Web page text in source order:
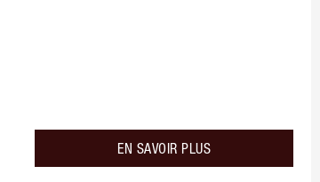
EN SAVOIR PLUSabout the